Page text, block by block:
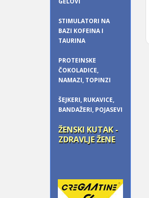
STIMULATORI NA
BAZI KOFEINA I
TAURINA
PROTEINSKE
ČOKOLADICE,
NAMAZI, TOPINZI
ŠEJKERI, RUKAVICE,
BANDAŽERI, POJASEVI
ŽENSKI KUTAK -
ZDRAVLJE ŽENE